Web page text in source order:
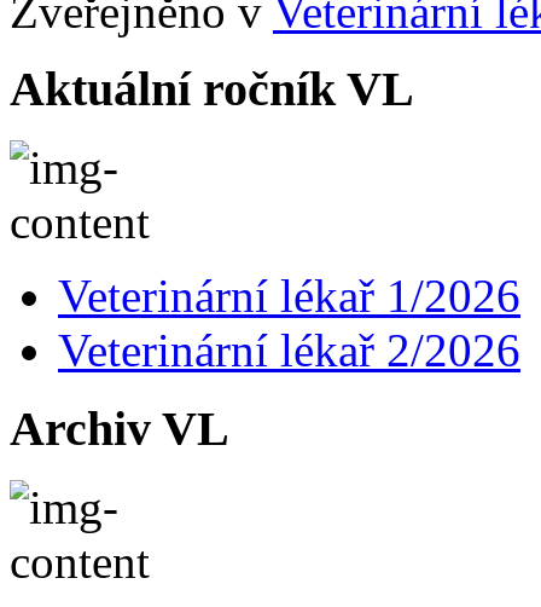
Zveřejněno v Veterinární
Aktuální ročník VL
Veterinární lékař 1/2026
Veterinární lékař 2/2026
Archiv VL